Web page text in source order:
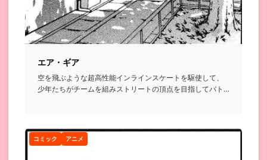
エア・ギア
空を飛ぶような超高性能インラインスケートを駆使して、
少年たちがチームを組みストリートの頂点を目指してバト
コミック アニメ